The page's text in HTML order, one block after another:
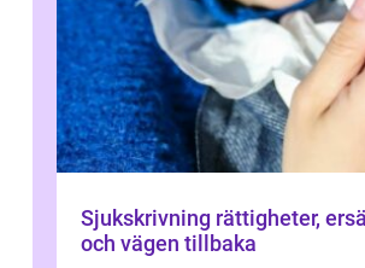
Sjukskrivning rättigheter, ersättning
och vägen tillbaka